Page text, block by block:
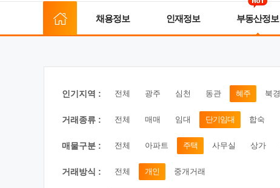
채용정보 인재정보 부동산정보
인기지역 : 전체 광주 심천 동관 혜주 북경
거래종류 : 전체 매매 임대 단기임대 합숙
매물구분 : 전체 아파트 주택 사무실 상가
거래방식 : 전체 개인 중개거래